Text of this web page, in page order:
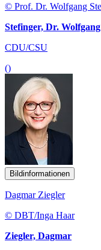
© Prof. Dr. Wolfgang
Stefinger, Dr. Wolfgang
CDU/CSU
()
Bildinformationen
Dagmar Ziegler
© DBT/Inga Haar
Ziegler, Dagmar